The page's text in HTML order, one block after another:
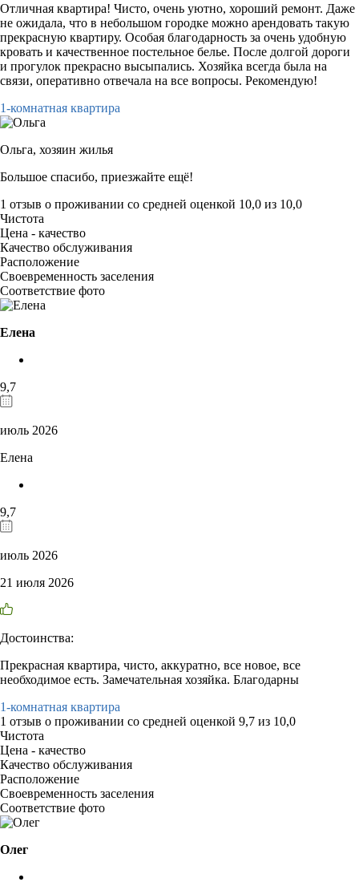
Отличная квартира! Чисто, очень уютно, хороший ремонт. Даже
не ожидала, что в небольшом городке можно арендовать такую
прекрасную квартиру. Особая благодарность за очень удобную
кровать и качественное постельное белье. После долгой дороги
и прогулок прекрасно высыпались. Хозяйка всегда была на
связи, оперативно отвечала на все вопросы. Рекомендую!
1-комнатная квартира
Ольга, хозяин жилья
Большое спасибо, приезжайте ещё!
1 отзыв о проживании со средней оценкой 10,0 из 10,0
Чистота
Цена - качество
Качество обслуживания
Расположение
Своевременность заселения
Соответствие фото
Елена
9,7
июль 2026
Елена
9,7
июль 2026
21 июля 2026
Достоинства:
Прекрасная квартира, чисто, аккуратно, все новое, все
необходимое есть. Замечательная хозяйка. Благодарны
1-комнатная квартира
1 отзыв о проживании со средней оценкой 9,7 из 10,0
Чистота
Цена - качество
Качество обслуживания
Расположение
Своевременность заселения
Соответствие фото
Олег